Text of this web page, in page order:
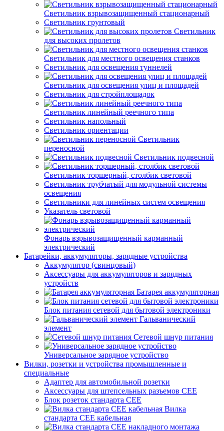
Светильник взрывозащищенный стационарный
Светильник грунтовый
Светильник
для высоких пролетов
Светильник для местного освещения станков
Светильник для освещения туннелей
Светильник для освещения улиц и площадей
Светильник для стройплощадок
Светильник линейный реечного типа
Светильник напольный
Светильник ориентации
Светильник
переносной
Светильник подвесной
Светильник торшерный, столбик световой
Светильник трубчатый для модульной системы
освещения
Светильники для линейных систем освещения
Указатель световой
Фонарь взрывозащищенный карманный
электрический
Батарейки, аккумуляторы, зарядные устройства
Аккумулятор (свинцовый)
Аксессуары для аккумуляторов и зарядных
устройств
Батарея аккумуляторная
Блок питания сетевой для бытовой электроники
Гальванический
элемент
Сетевой шнур питания
Универсальное зарядное устройство
Вилки, розетки и устройства промышленные и
специальные
Адаптер для автомобильной розетки
Аксессуары для штепсельных разъемов CEE
Блок розеток стандарта CEE
Вилка
стандарта CEE кабельная